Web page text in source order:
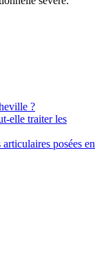
?
elle traiter les
posées en